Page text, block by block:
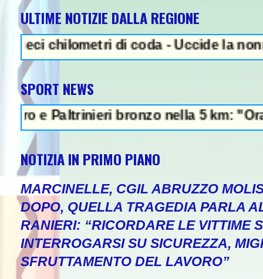
ULTIME NOTIZIE DALLA REGIONE
di coda - Uccide la nonna a
SPORT NEWS
bronzo nella 5 km: "Ora ci
NOTIZIA IN PRIMO PIANO
MARCINELLE, CGIL ABRUZZO
DOPO, QUELLA TRAGEDIA PARLA
RANIERI: “RICORDARE LE VITTIME
INTERROGARSI SU SICUREZZA,
SFRUTTAMENTO DEL LAVORO”
NEWS IN EVIDENZA -